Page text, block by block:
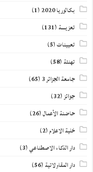
بكالوريا 2020
(1)
تعزيــــة (131)
تعيينات(5)
تهنئة (58)
جامعة الجزائر 3 (65)
جوائز(32)
حاضنة الأعمال(26)
خلية الاعلام(2)
دار الذكاء الاصطناعي(3)
دار المقاولاتية (56)